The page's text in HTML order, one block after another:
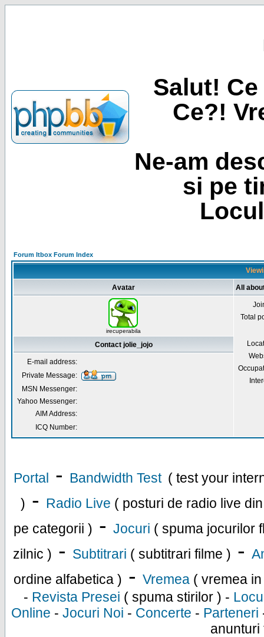
Salut!
Ce?!
Ne-am
si pe
Forum Itbox Forum Index
Avatar All
irecuperabila
Total
Contact jolie_jojo
E-mail address:
Private Message:
MSN Messenger:
Yahoo Messenger:
AIM Address:
ICQ Number:
Portal - Bandwidth Test ( test your
) - Radio Live ( posturi de radio live
pe categorii ) - Jocuri ( spuma jocurilor
zilnic ) - Subtitrari ( subtitrari filme ) -
ordine alfabetica ) - Vremea ( vremea
- Revista Presei ( spuma stirilor ) -
Online - Jocuri Noi - Concerte - Parteneri
anunturi